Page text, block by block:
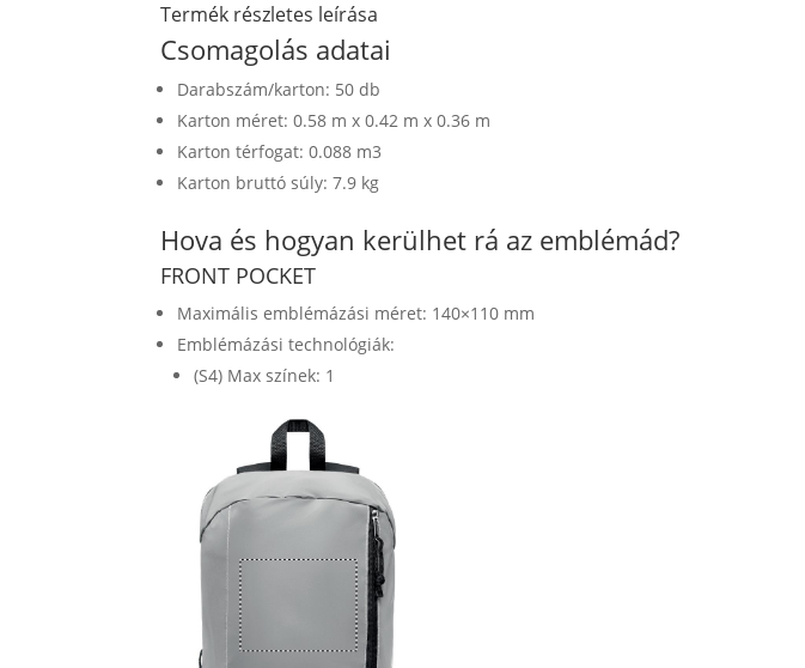
Termék részletes leírása
Csomagolás adatai
Darabszám/karton: 50 db
Karton méret: 0.58 m x 0.42 m x 0.36 m
Karton térfogat: 0.088 m3
Karton bruttó súly: 7.9 kg
Hova és hogyan kerülhet rá az emblémád?
FRONT POCKET
Maximális emblémázási méret: 140×110 mm
Emblémázási technológiák:
(S4) Max színek: 1